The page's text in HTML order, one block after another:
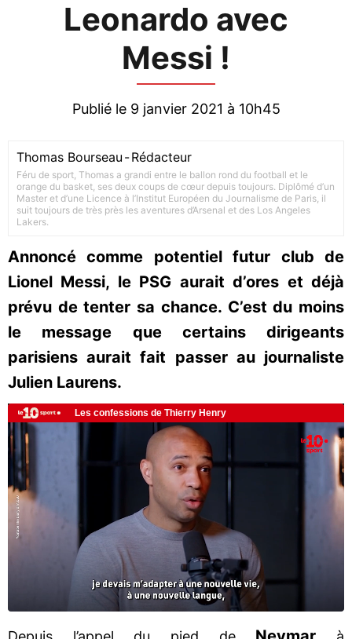
Leonardo avec
Messi !
Publié le 9 janvier 2021 à 10h45
Thomas Bourseau -Rédacteur
Féru de sport, Thomas a grandi entre le ballon rond du football et le
orange du basket, ses deux coups de cœur depuis toujours. Diplômé d’un
Master et d’une Licence à l’Institut Européen du Journalisme de Paris, il
suit toujours de très près les aventures d’Arsenal et des Los Angeles
Lakers.
Annoncé comme potentiel futur club de
Lionel Messi, le PSG aurait d’ores et déjà
prévu de tenter sa chance. C’est du moins
le message que certains dirigeants
parisiens aurait fait passer au journaliste
Julien Laurens.